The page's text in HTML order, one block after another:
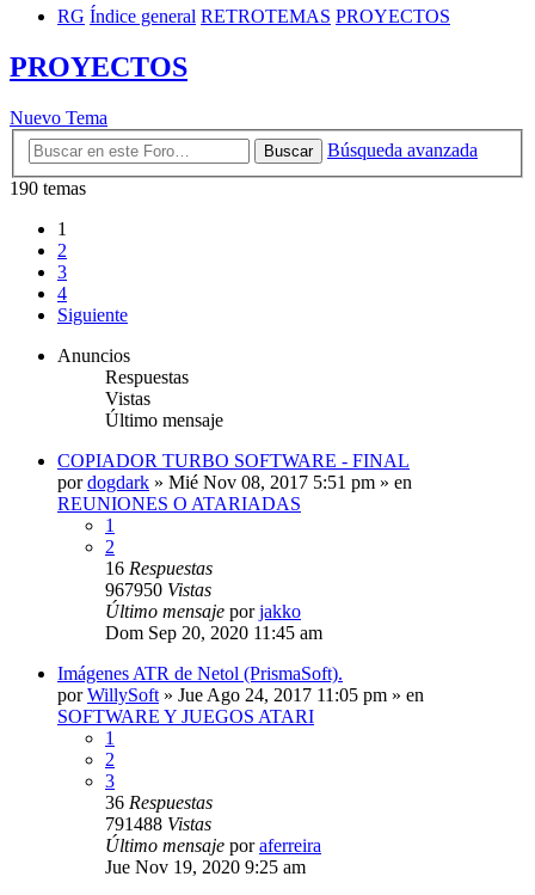
RG Índice general RETROTEMAS PROYECTOS
PROYECTOS
Nuevo Tema
Buscar
Búsqueda avanzada
190 temas
1
2
3
4
Siguiente
Anuncios
Respuestas
Vistas
Último mensaje
COPIADOR TURBO SOFTWARE - FINAL
pordogdark » Mié Nov 08, 2017 5:51 pm » en
REUNIONES O ATARIADAS
1
2
16 Respuestas
967950 Vistas
Último mensaje porjakko
Dom Sep 20, 2020 11:45 am
Imágenes ATR de Netol (PrismaSoft).
porWillySoft » Jue Ago 24, 2017 11:05 pm » en
SOFTWARE Y JUEGOS ATARI
1
2
3
36 Respuestas
791488 Vistas
Último mensaje poraferreira
Jue Nov 19, 2020 9:25 am